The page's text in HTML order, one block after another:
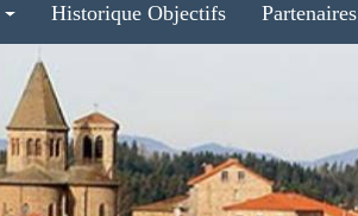
Historique Objectifs Partenaires